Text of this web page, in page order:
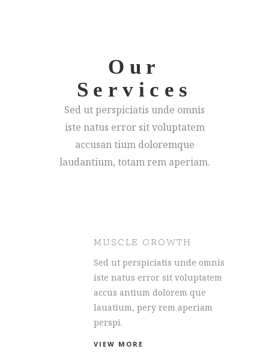
Our
Services
Sed ut perspiciatis unde omnis
iste natus error sit voluptatem
accusan tium doloremque
laudantium, totam rem aperiam.
MUSCLE GROWTH
Sed ut perspiciatis unde omnis
iste natus error sit voluptatem
accus antium dolorem que
lauatium, pery rem aperiam
perspi.
VIEW MORE